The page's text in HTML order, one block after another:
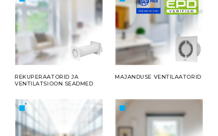
REKUPERAATORID JA
VENTILATSIOON SEADMED
MAJANDUSE VENTILAATORID